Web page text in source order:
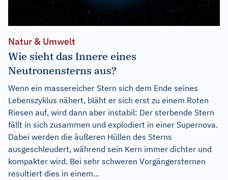
Natur & Umwelt
Wie sieht das Innere eines
Neutronensterns aus?
Wenn ein massereicher Stern sich dem Ende seines
Lebenszyklus nähert, bläht er sich erst zu einem Roten
Riesen auf, wird dann aber instabil: Der sterbende Stern
fällt in sich zusammen und explodiert in einer Supernova.
Dabei werden die äußeren Hüllen des Sterns
ausgeschleudert, während sein Kern immer dichter und
kompakter wird. Bei sehr schweren Vorgängersternen
resultiert dies in einem...